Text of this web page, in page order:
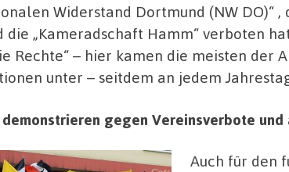
Widerstand Dortmund (NW DO)“
die „Kameradschaft Hamm“ verboten
Rechte“ – hier kamen die meisten der
unter – seitdem an jedem
gegen Vereinsverbote und
Auch für den